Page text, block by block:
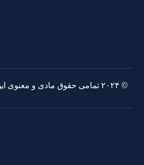
© ۲۰۲۴ تمامی حقوق مادی و معنوی این سایت متعلق به شرکت صنایع مفتول بکسل پارس است.